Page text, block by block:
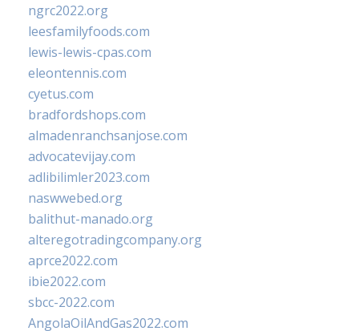
ngrc2022.org
leesfamilyfoods.com
lewis-lewis-cpas.com
eleontennis.com
cyetus.com
bradfordshops.com
almadenranchsanjose.com
advocatevijay.com
adlibilimler2023.com
naswwebed.org
balithut-manado.org
alteregotradingcompany.org
aprce2022.com
ibie2022.com
sbcc-2022.com
AngolaOilAndGas2022.com